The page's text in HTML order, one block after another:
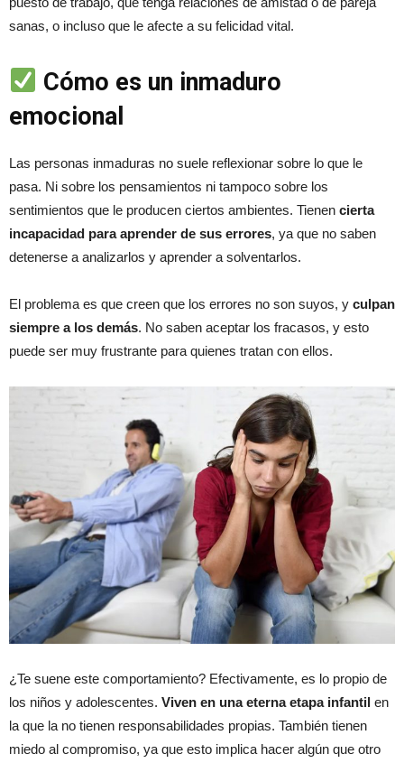
sanas, o incluso que le afecte a su felicidad vital.
Cómo es un inmaduro
emocional
Las personas inmaduras no suele reflexionar sobre lo que le
pasa. Ni sobre los pensamientos ni tampoco sobre los
sentimientos que le producen ciertos ambientes. Tienen cierta
incapacidad para aprender de sus errores, ya que no saben
detenerse a analizarlos y aprender a solventarlos.
El problema es que creen que los errores no son suyos, y culpan
siempre a los demás. No saben aceptar los fracasos, y esto
puede ser muy frustrante para quienes tratan con ellos.
¿Te suene este comportamiento? Efectivamente, es lo propio de
los niños y adolescentes. Viven en una eterna etapa infantil en
la que la no tienen responsabilidades propias. También tienen
miedo al compromiso, ya que esto implica hacer algún que otro